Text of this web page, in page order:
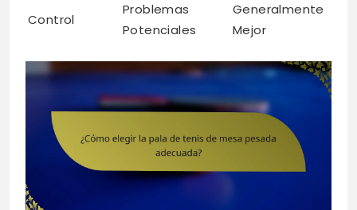
Control
Problemas
Potenciales
Generalmente
Mejor